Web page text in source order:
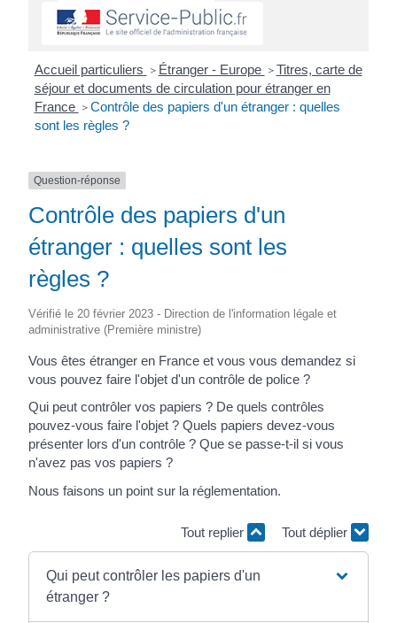
Accueil particuliers > Étranger - Europe > Titres, carte de
séjour et documents de circulation pour étranger en
France > Contrôle des papiers d'un étranger : quelles
sont les règles ?
Question-réponse
Contrôle des papiers d'un
étranger : quelles sont les
règles ?
Vérifié le 20 février 2023 - Direction de l'information légale et
administrative (Première ministre)
Vous êtes étranger en France et vous vous demandez si
vous pouvez faire l'objet d'un contrôle de police ?
Qui peut contrôler vos papiers ? De quels contrôles
pouvez-vous faire l'objet ? Quels papiers devez-vous
présenter lors d'un contrôle ? Que se passe-t-il si vous
n'avez pas vos papiers ?
Nous faisons un point sur la réglementation.
Tout replier Tout déplier
Qui peut contrôler les papiers d'un
étranger ?